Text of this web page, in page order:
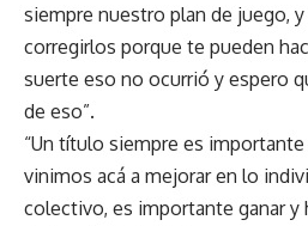
siempre nuestro plan de juego,
corregirlos porque te pueden
suerte eso no ocurrió y espero
de eso”.
“Un título siempre es importante
vinimos acá a mejorar en lo
colectivo, es importante ganar y